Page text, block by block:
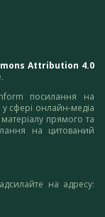
Attribution 4.0
посилання на
у сфері онлайн-медіа
прямого та
на цитований
на адресу: